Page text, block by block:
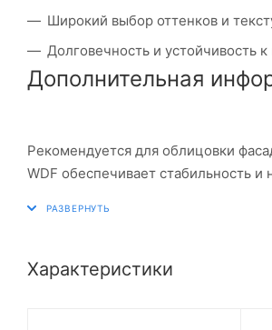
Широкий выбор оттенков и
Долговечность и устойчивость
Дополнительная
Рекомендуется для облицовки
WDF обеспечивает стабильность
Характеристики